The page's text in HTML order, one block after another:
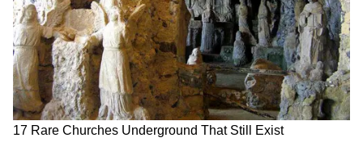
RECOMMENDED STORIES